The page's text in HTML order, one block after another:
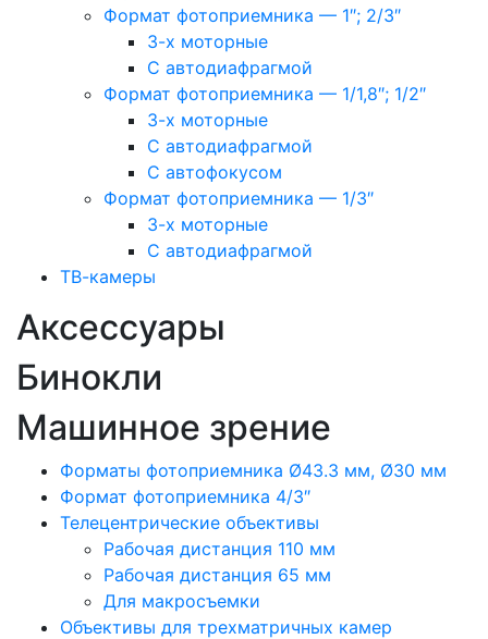
Формат фотоприемника — 1″; 2/3″
3-х моторные
С автодиафрагмой
Формат фотоприемника — 1/1,8″; 1/2″
3-х моторные
С автодиафрагмой
С автофокусом
Формат фотоприемника — 1/3″
3-х моторные
С автодиафрагмой
ТВ-камеры
Аксессуары
Бинокли
Машинное зрение
Форматы фотоприемника Ø43.3 мм, Ø30 мм
Формат фотоприемника 4/3″
Телецентрические объективы
Рабочая дистанция 110 мм
Рабочая дистанция 65 мм
Для макросъемки
Объективы для трехматричных камер